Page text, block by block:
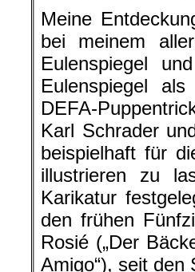
Meine
bei meinem
Eulenspiegel
Eulenspiegel
DEFA-
Karl Schrader
beispielhaft für
illustrieren zu
Karikatur
den frühen
Rosié („Der
Amigo“), seit den